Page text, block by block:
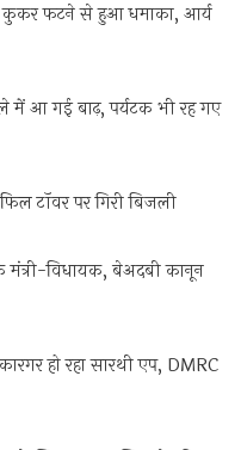
कुकर फटने से हुआ धमाका, आर्य
में आ गई बाढ़, पर्यटक भी रह गए
टॉवर पर गिरी बिजली
विधायक, बेअदबी कानून
हो रहा सारथी एप, DMRC